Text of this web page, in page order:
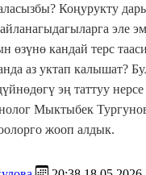
Коңурукту
эле
өзүнө кандай терс
аз уктап калышат?
эң таттуу
Мыктыбек
жооп алдык.